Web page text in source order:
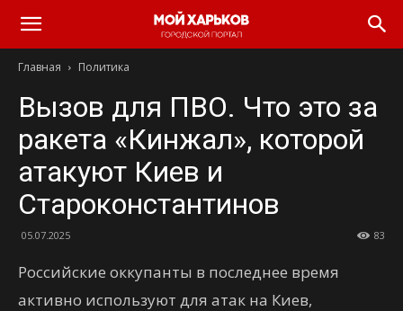
Главная Политика
Вызов для ПВО. Что это за
ракета «Кинжал», которой
атакуют Киев и
Староконстантинов
05.07.2025 83
Российские оккупанты в последнее время
активно используют для атак на Киев,